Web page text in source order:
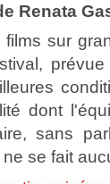
Renata
sur
dont
sans
se fait